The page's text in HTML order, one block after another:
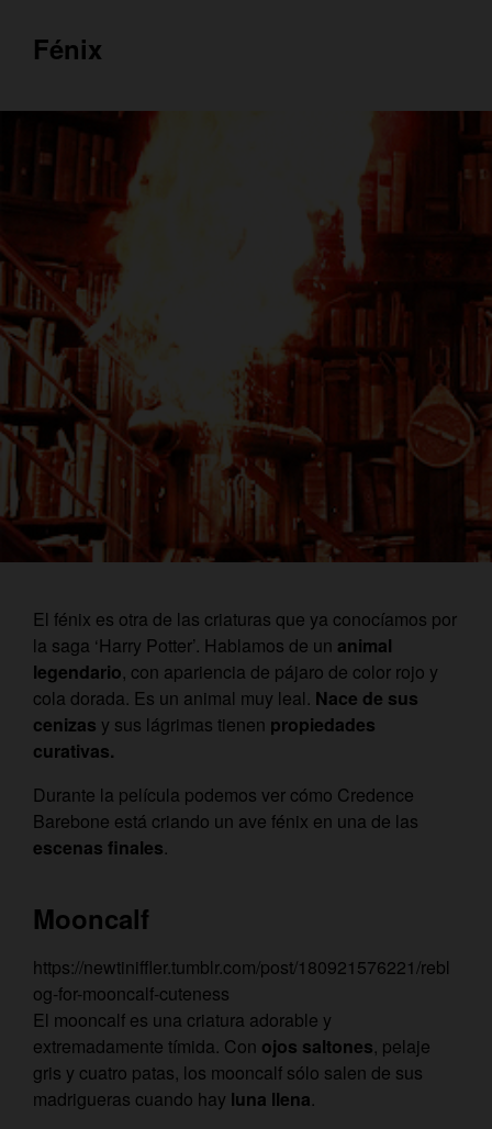
Fénix
El fénix es otra de las criaturas que ya conocíamos por
la saga ‘Harry Potter’. Hablamos de un animal
legendario, con apariencia de pájaro de color rojo y
cola dorada. Es un animal muy leal. Nace de sus
cenizas y sus lágrimas tienen propiedades
curativas.
Durante la película podemos ver cómo Credence
Barebone está criando un ave fénix en una de las
escenas finales.
Mooncalf
https://newtiniffler.tumblr.com/post/180921576221/rebl
og-for-mooncalf-cuteness
El mooncalf es una criatura adorable y
extremadamente tímida. Con ojos saltones, pelaje
gris y cuatro patas, los mooncalf sólo salen de sus
madrigueras cuando hay luna llena.